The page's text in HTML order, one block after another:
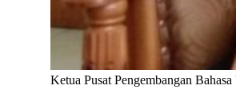
Ketua Pusat Pengembangan